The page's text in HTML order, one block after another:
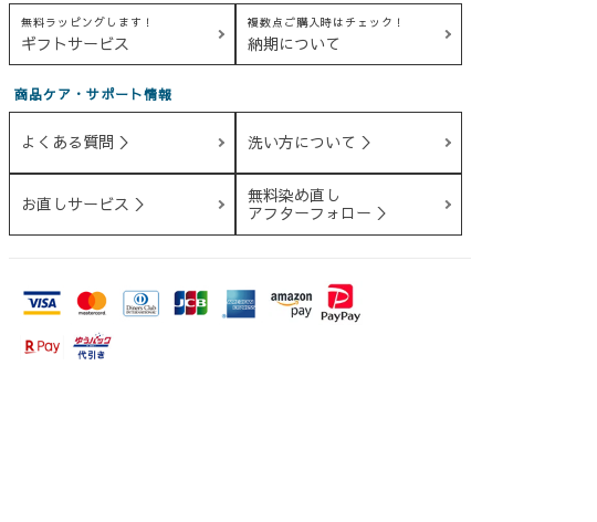
無料ラッピングします！
ギフトサービス
複数点ご購入時はチェック！
納期について
商品ケア・サポート情報
よくある質問 ＞ 洗い方について ＞
お直しサービス ＞
無料染め直し
アフターフォロー ＞